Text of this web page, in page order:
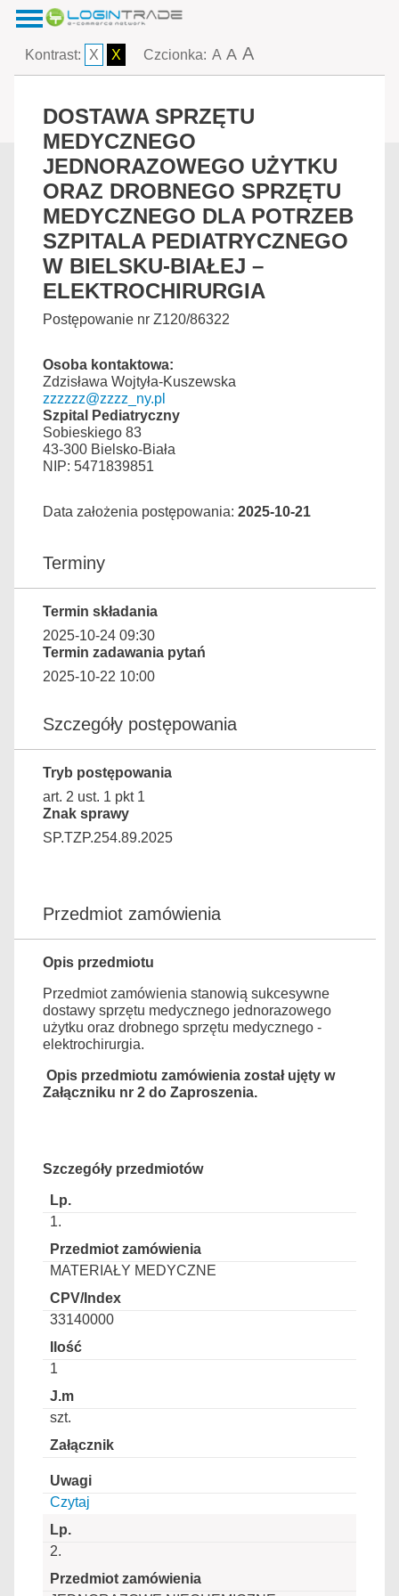
Kontrast: X X Czcionka: A A A
DOSTAWA SPRZĘTU
MEDYCZNEGO
JEDNORAZOWEGO UŻYTKU
ORAZ DROBNEGO SPRZĘTU
MEDYCZNEGO DLA POTRZEB
SZPITALA PEDIATRYCZNEGO
W BIELSKU-BIAŁEJ –
ELEKTROCHIRURGIA
Postępowanie nr Z120/86322
Osoba kontaktowa:
Zdzisława Wojtyła-Kuszewska
zzzzzz@zzzz_ny.pl
Szpital Pediatryczny
Sobieskiego 83
43-300 Bielsko-Biała
NIP: 5471839851
Data założenia postępowania: 2025-10-21
Terminy
Termin składania
2025-10-24 09:30
Termin zadawania pytań
2025-10-22 10:00
Szczegóły postępowania
Tryb postępowania
art. 2 ust. 1 pkt 1
Znak sprawy
SP.TZP.254.89.2025
Przedmiot zamówienia
Opis przedmiotu
Przedmiot zamówienia stanowią sukcesywne
dostawy sprzętu medycznego jednorazowego
użytku oraz drobnego sprzętu medycznego -
elektrochirurgia.
Opis przedmiotu zamówienia został ujęty w
Załączniku nr 2 do Zaproszenia.
Szczegóły przedmiotów
1.
MATERIAŁY MEDYCZNE
33140000
1
szt.
Czytaj
2.